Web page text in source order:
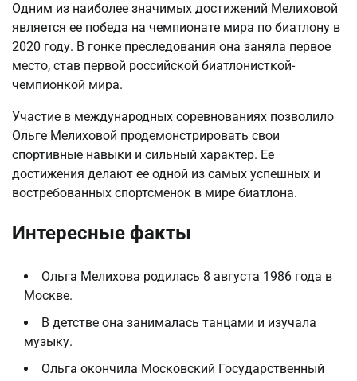
Одним из наиболее значимых достижений Мелиховой
является ее победа на чемпионате мира по биатлону в
2020 году. В гонке преследования она заняла первое
место, став первой российской биатлонисткой-
чемпионкой мира.
Участие в международных соревнованиях позволило
Ольге Мелиховой продемонстрировать свои
спортивные навыки и сильный характер. Ее
достижения делают ее одной из самых успешных и
востребованных спортсменок в мире биатлона.
Интересные факты
Ольга Мелихова родилась 8 августа 1986 года в
Москве.
В детстве она занималась танцами и изучала
музыку.
Ольга окончила Московский Государственный